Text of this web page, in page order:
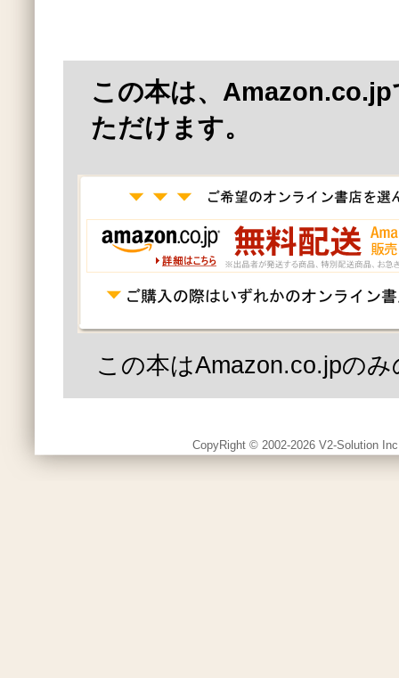
この本は、
ただけます。
この本はAmazon.co.jpの
CopyRight © 2002-2026 V2-Solution